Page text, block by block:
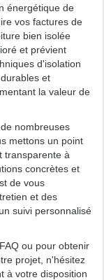
énergétique de
vos factures de
bien isolée
et prévient
d'isolation
et
la valeur de
nombreuses
mettons un point
transparente à
concrètes et
de vous
et des
suivi personnalisé
ou pour obtenir
projet, n'hésitez
à votre disposition